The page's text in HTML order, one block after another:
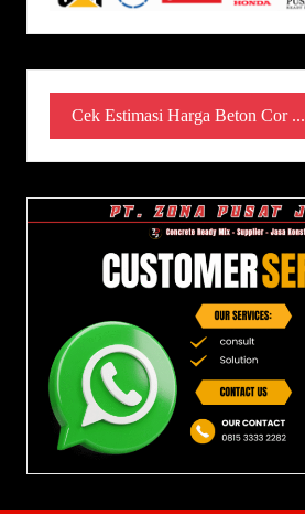
Cek Estimasi Harga Beton Cor ...